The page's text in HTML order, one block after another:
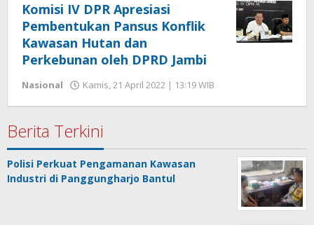
Komisi IV DPR Apresiasi
Pembentukan Pansus Konflik
Kawasan Hutan dan
Perkebunan oleh DPRD Jambi
Nasional Kamis, 21 April 2022 | 13:19 WIB
Seprihadi
Berita Terkini
Polisi Perkuat Pengamanan Kawasan
Industri di Panggungharjo Bantul